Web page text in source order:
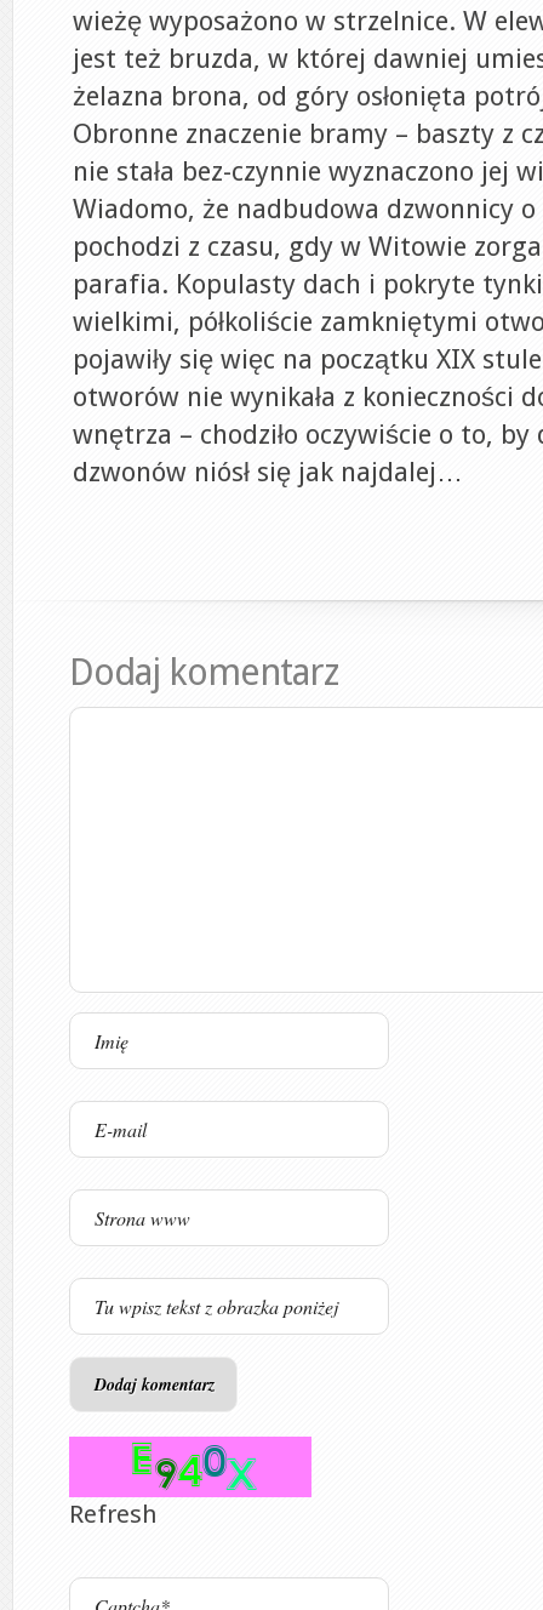
wieżę wyposażono w strzelnice. W
jest też bruzda, w której dawniej
żelazna brona, od góry osłonięta
Obronne znaczenie bramy – baszty z
nie stała bez-czynnie wyznaczono jej
Wiadomo, że nadbudowa dzwonnicy
pochodzi z czasu, gdy w Witowie
parafia. Kopulasty dach i pokryte
wielkimi, półkoliście zamkniętymi
pojawiły się więc na początku XIX
otworów nie wynikała z konieczności
wnętrza – chodziło oczywiście o to,
dzwonów niósł się jak najdalej…
Dodaj komentarz
Refresh